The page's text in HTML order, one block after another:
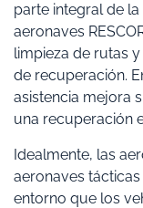
parte integral de la
aeronaves
limpieza de rutas
de recuperación.
asistencia mejora
una recuperación
Idealmente, las
aeronaves
entorno que los